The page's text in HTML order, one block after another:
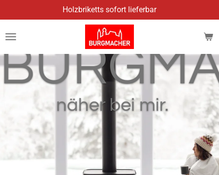
Hauptinhalt
springen
Holzbriketts sofort lieferbar
näher bei mir.